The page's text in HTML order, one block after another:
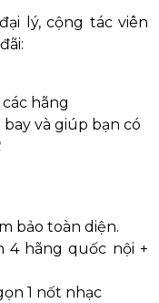
lý, cộng tác viên
hãng
và giúp bạn có
bảo toàn diện.
4 hãng quốc nội +
1 nốt nhạc